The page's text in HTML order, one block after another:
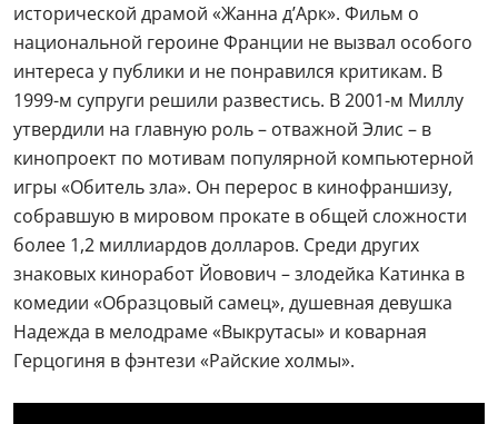
исторической драмой «Жанна д’Арк». Фильм о
национальной героине Франции не вызвал особого
интереса у публики и не понравился критикам. В
1999-м супруги решили развестись. В 2001-м Миллу
утвердили на главную роль – отважной Элис – в
кинопроект по мотивам популярной компьютерной
игры «Обитель зла». Он перерос в кинофраншизу,
собравшую в мировом прокате в общей сложности
более 1,2 миллиардов долларов. Среди других
знаковых киноработ Йовович – злодейка Катинка в
комедии «Образцовый самец», душевная девушка
Надежда в мелодраме «Выкрутасы» и коварная
Герцогиня в фэнтези «Райские холмы».